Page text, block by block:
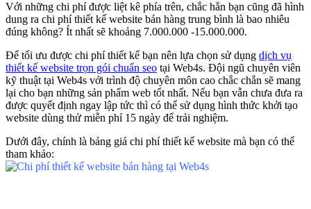
Với những chi phí được liệt kê phía trên, chắc hẳn bạn cũng đã hình
dung ra chi phí thiết kế website bán hàng trung bình là bao nhiêu
đúng không? Ít nhất sẽ khoảng 7.000.000 -15.000.000.
Để tối ưu được chi phí thiết kế bạn nên lựa chọn sử dụng dịch vụ
thiết kế website trọn gói chuẩn seo tại Web4s. Đội ngũ chuyên viên
kỹ thuật tại Web4s với trình độ chuyên môn cao chắc chắn sẽ mang
lại cho bạn những sản phẩm web tốt nhất. Nếu bạn vẫn chưa đưa ra
được quyết định ngay lập tức thì có thể sử dụng hình thức khởi tạo
website dùng thử miễn phí 15 ngày để trải nghiệm.
Dưới đây, chính là bảng giá chi phí thiết kế website mà bạn có thể
tham khảo: